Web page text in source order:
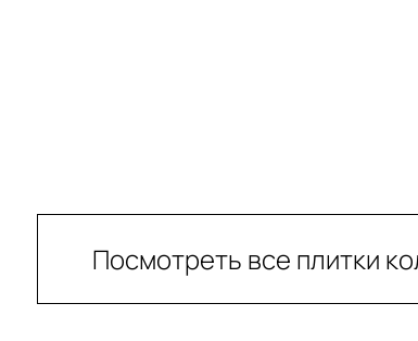
Посмотреть все плитки